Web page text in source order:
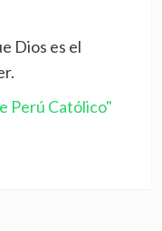
Dios es el
Perú Católico"